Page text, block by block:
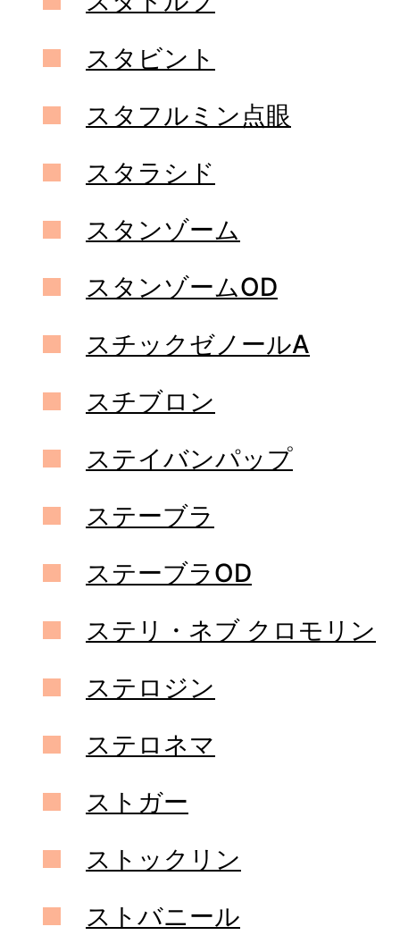
スタビント
スタフルミン点眼
スタラシド
スタンゾーム
スタンゾームOD
スチックゼノールA
スチブロン
ステイバンパップ
ステーブラ
ステーブラOD
ステリ・ネブ クロモリン
ステロジン
ステロネマ
ストガー
ストックリン
ストバニール